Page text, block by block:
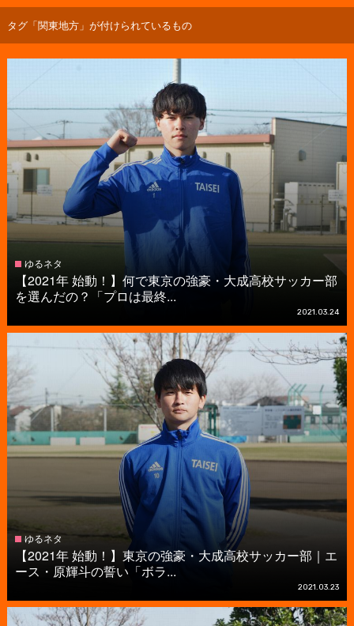
タグ「関東地方」が付けられているもの
ゆるネタ
【2021年 始動！】何で東京の強豪・大成高校サッカー部
を選んだの？「プロは最終...
2021.03.24
ゆるネタ
【2021年 始動！】東京の強豪・大成高校サッカー部｜エ
ース・原輝斗の誓い「ボラ...
2021.03.23